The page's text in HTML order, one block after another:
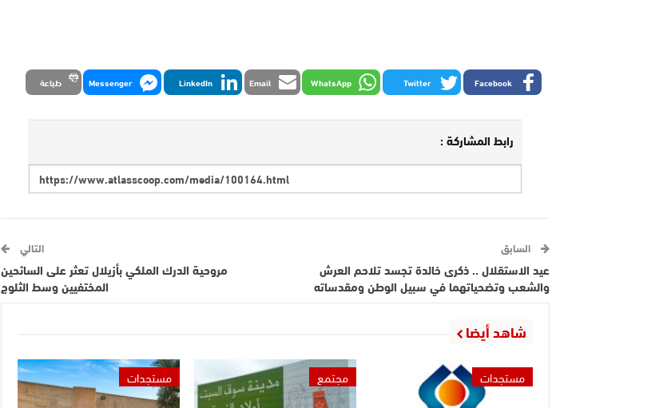
Facebook
Twitter
WhatsApp
Email
LinkedIn
Messenger طباعة
رابط المشاركة :
السابق
عيد الاستقلال .. ذكرى خالدة تجسد تلاحم العرش
والشعب وتضحياتهما في سبيل الوطن ومقدساته
التالي
مروحية الدرك الملكي بأزيلال تعثر على السائحين
المختفيين وسط الثلوج
شاهد أيضا
مستجدات مجتمع مستجدات